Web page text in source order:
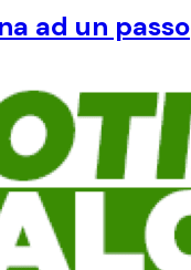
ad un passo